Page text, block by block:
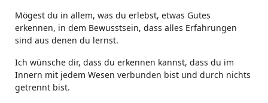
Mögest du in allem, was du erlebst, etwas Gutes
erkennen, in dem Bewusstsein, dass alles Erfahrungen
sind aus denen du lernst.
Ich wünsche dir, dass du erkennen kannst, dass du im
Innern mit jedem Wesen verbunden bist und durch nichts
getrennt bist.